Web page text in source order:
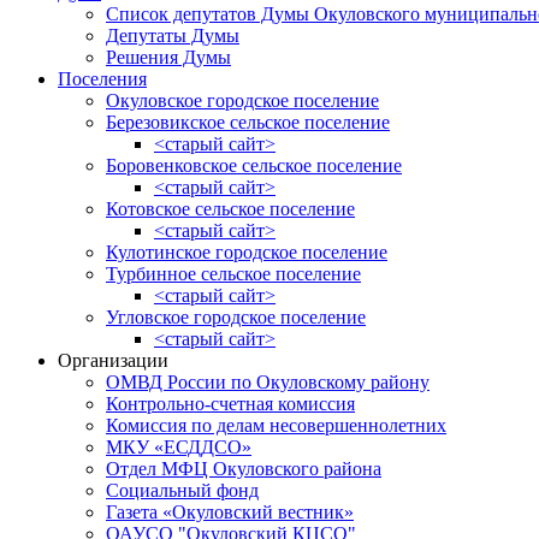
Список депутатов Думы Окуловского
Депутаты Думы
Решения Думы
Поселения
Окуловское городское поселение
Березовикское сельское поселение
<старый сайт>
Боровенковское сельское поселение
<старый сайт>
Котовское сельское поселение
<старый сайт>
Кулотинское городское поселение
Турбинное сельское поселение
<старый сайт>
Угловское городское поселение
<старый сайт>
Организации
ОМВД России по Окуловскому району
Контрольно-счетная комиссия
Комиссия по делам несовершеннолетних
МКУ «ЕСДДСО»
Отдел МФЦ Окуловского района
Социальный фонд
Газета «Окуловский вестник»
ОАУСО "Окуловский КЦСО"